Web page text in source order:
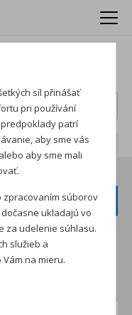
ceny skladom
síl přinášať
pri používání
patrí
aby sme vás
aby sme mali
zpracovaním súborov
ukladajú vo
za udelenie súhlasu.
služieb a
na mieru.